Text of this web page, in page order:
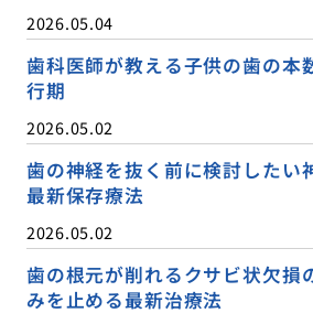
2026.05.04
歯科医師が教える子供の歯の本
行期
2026.05.02
歯の神経を抜く前に検討したい
最新保存療法
2026.05.02
歯の根元が削れるクサビ状欠損
みを止める最新治療法